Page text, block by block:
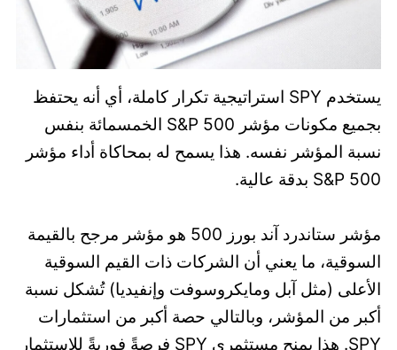
يستخدم SPY استراتيجية تكرار كاملة، أي أنه يحتفظ
بجميع مكونات مؤشر S&P 500 الخمسمائة بنفس
نسبة المؤشر نفسه. هذا يسمح له بمحاكاة أداء مؤشر
S&P 500 بدقة عالية.
مؤشر ستاندرد آند بورز 500 هو مؤشر مرجح بالقيمة
السوقية، ما يعني أن الشركات ذات القيم السوقية
الأعلى (مثل آبل ومايكروسوفت وإنفيديا) تُشكل نسبة
أكبر من المؤشر، وبالتالي حصة أكبر من استثمارات
SPY. هذا يمنح مستثمري SPY فرصةً فوريةً للاستثمار